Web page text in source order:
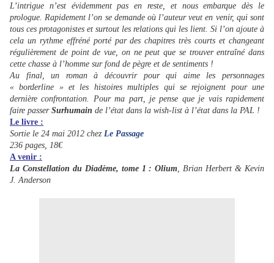
L’intrigue n’est évidemment pas en reste, et nous embarque dès le
prologue. Rapidement l’on se demande où l’auteur veut en venir, qui sont
tous ces protagonistes et surtout les relations qui les lient. Si l’on ajoute à
cela un rythme effréné porté par des chapitres très courts et changeant
régulièrement de point de vue, on ne peut que se trouver entraîné dans
cette chasse à l’homme sur fond de pègre et de sentiments !
Au final, un roman à découvrir pour qui aime les personnages
« borderline » et les histoires multiples qui se rejoignent pour une
dernière confrontation. Pour ma part, je pense que je vais rapidement
faire passer Surhumain de l’état dans la wish-list à l’état dans la PAL !
Le livre :
Sortie le 24 mai 2012 chez Le Passage
236 pages, 18€
A venir :
La Constellation du Diadème, tome 1 : Olium, Brian Herbert & Kevin
J. Anderson